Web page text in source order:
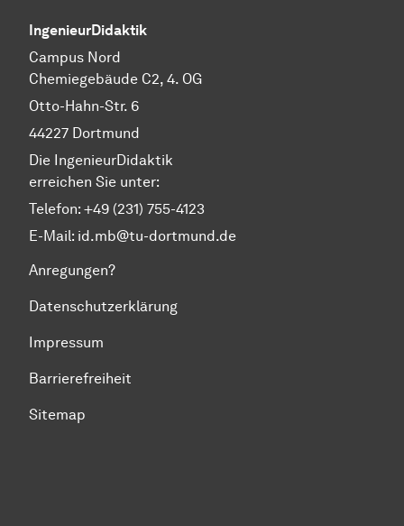
IngenieurDidaktik
Campus Nord
Chemiegebäude C2, 4. OG
Otto-Hahn-Str. 6
44227 Dortmund
Die IngenieurDidaktik
erreichen Sie unter:
Telefon: +49 (231) 755-4123
E-Mail: id.mb@tu-dortmund.de
Anregungen?
Datenschutzerklärung
Impressum
Barrierefreiheit
Sitemap